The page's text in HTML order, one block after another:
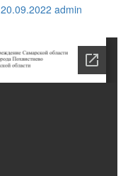
20.09.2022 admin